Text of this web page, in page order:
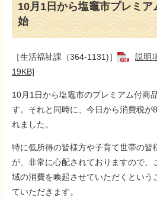
10月1日から塩竈市プレミア
始
［生活福祉課（364-1131)］
説明
19KB]
10月1日から塩竈市のプレミアム付商
す。それと同時に、今日から消費税が
れました。
特に低所得の皆様方や子育て世帯の皆
が、非常に心配されておりますので、
域の消費を喚起させていただくという
ていただきます。